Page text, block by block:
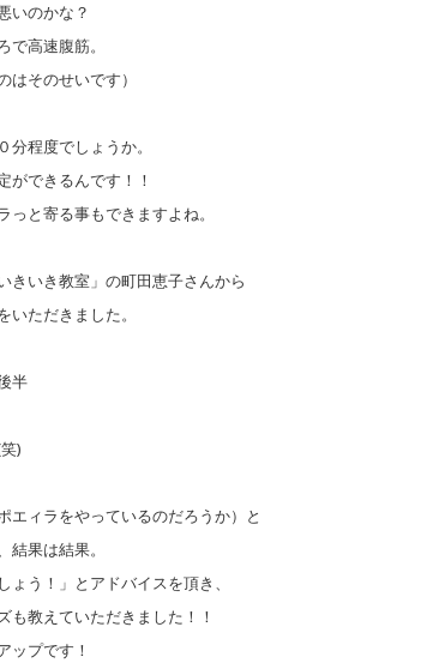
いのかな？
高速腹筋。
はそのせいです）
程度でしょうか。
ができるんです！！
と寄る事もできますよね。
きいき教室」の町田恵子さんから
ただきました。
半
笑)
エィラをやっているのだろうか）と
果は結果。
う！」とアドバイスを頂き、
も教えていただきました！！
ップです！